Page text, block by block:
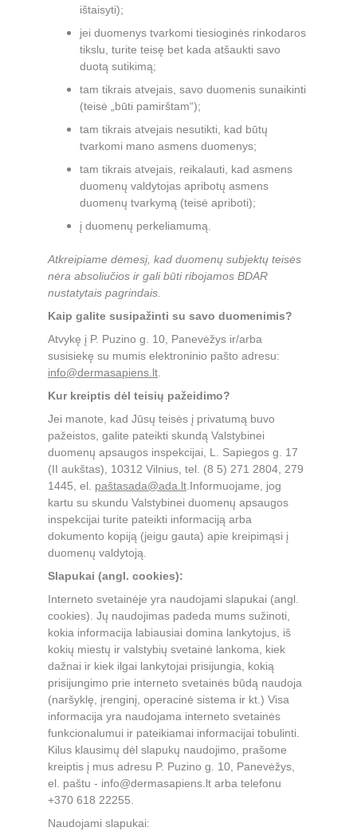
ištaisyti);
jei duomenys tvarkomi tiesioginės rinkodaros
tikslu, turite teisę bet kada atšaukti savo
duotą sutikimą;
tam tikrais atvejais, savo duomenis sunaikinti
(teisė „būti pamirštam“);
tam tikrais atvejais nesutikti, kad būtų
tvarkomi mano asmens duomenys;
tam tikrais atvejais, reikalauti, kad asmens
duomenų valdytojas apribotų asmens
duomenų tvarkymą (teisė apriboti);
į duomenų perkeliamumą.
Atkreipiame dėmesį, kad duomenų subjektų teisės
nėra absoliučios ir gali būti ribojamos BDAR
nustatytais pagrindais.
Kaip galite susipažinti su savo duomenimis?
Atvykę į P. Puzino g. 10, Panevėžys ir/arba
susisiekę su mumis elektroninio pašto adresu:
info@dermasapiens.lt
Kur kreiptis dėl teisių pažeidimo?
Jei manote, kad Jūsų teisės į privatumą buvo
pažeistos, galite pateikti skundą Valstybinei
duomenų apsaugos inspekcijai, L. Sapiegos g. 17
(II aukštas), 10312 Vilnius, tel. (8 5) 271 2804, 279
1445, el. paštasada@ada.lt .Informuojame, jog
kartu su skundu Valstybinei duomenų apsaugos
inspekcijai turite pateikti informaciją arba
dokumento kopiją (jeigu gauta) apie kreipimąsi į
duomenų valdytoją.
Slapukai (angl. cookies):
Interneto svetainėje yra naudojami slapukai (angl.
cookies). Jų naudojimas padeda mums sužinoti,
kokia informacija labiausiai domina lankytojus, iš
kokių miestų ir valstybių svetainė lankoma, kiek
dažnai ir kiek ilgai lankytojai prisijungia, kokią
prisijungimo prie interneto svetainės būdą naudoja
(naršyklę, įrenginį, operacinė sistema ir kt.) Visa
informacija yra naudojama interneto svetainės
funkcionalumui ir pateikiamai informacijai tobulinti.
Kilus klausimų dėl slapukų naudojimo, prašome
kreiptis į mus adresu P. Puzino g. 10, Panevėžys,
el. paštu - info@dermasapiens.lt arba telefonu
+370 618 22255.
Naudojami slapukai: